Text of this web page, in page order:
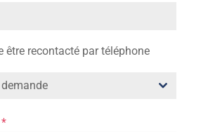
être recontacté par téléphone
*